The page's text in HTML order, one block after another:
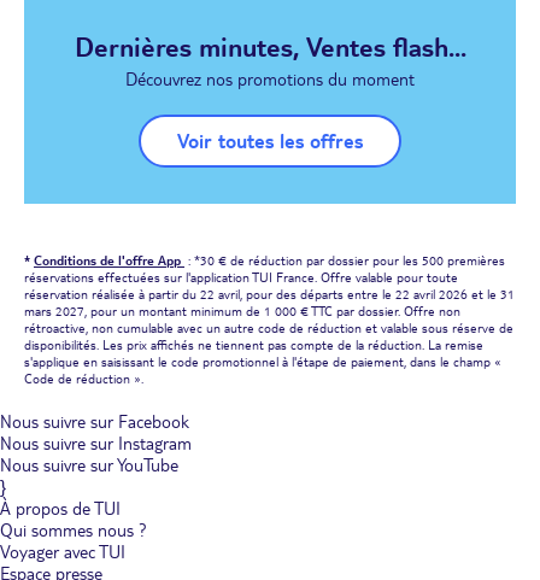
Dernières minutes, Ventes flash...
Découvrez nos promotions du moment
Voir toutes les offres
* Conditions de l'offre App : *30 € de réduction par dossier pour les 500 premières
réservations effectuées sur l'application TUI France. Offre valable pour toute
réservation réalisée à partir du 22 avril, pour des départs entre le 22 avril 2026 et le 31
mars 2027, pour un montant minimum de 1 000 € TTC par dossier. Offre non
rétroactive, non cumulable avec un autre code de réduction et valable sous réserve de
disponibilités. Les prix affichés ne tiennent pas compte de la réduction. La remise
s'applique en saisissant le code promotionnel à l'étape de paiement, dans le champ «
Code de réduction ».
Nous suivre sur Facebook
Nous suivre sur Instagram
Nous suivre sur YouTube
}
À propos de TUI
Qui sommes nous ?
Voyager avec TUI
Espace presse